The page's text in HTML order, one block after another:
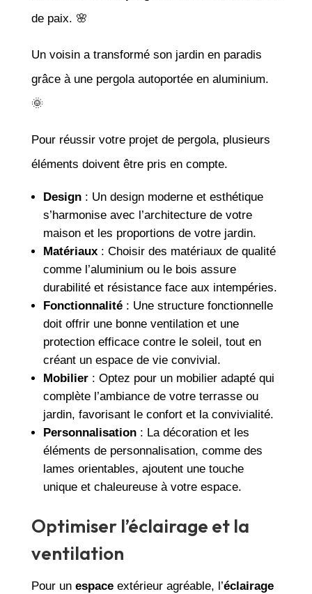
de paix. 🌸
Un voisin a transformé son jardin en paradis
grâce à une pergola autoportée en aluminium.
🌞
Pour réussir votre projet de pergola, plusieurs
éléments doivent être pris en compte.
Design: Un design moderne et esthétique
s’harmonise avec l’architecture de votre
maison et les proportions de votre jardin.
Matériaux: Choisir des matériaux de qualité
comme l’aluminium ou le bois assure
durabilité et résistance face aux intempéries.
Fonctionnalité: Une structure fonctionnelle
doit offrir une bonne ventilation et une
protection efficace contre le soleil, tout en
créant un espace de vie convivial.
Mobilier: Optez pour un mobilier adapté qui
complète l’ambiance de votre terrasse ou
jardin, favorisant le confort et la convivialité.
Personnalisation: La décoration et les
éléments de personnalisation, comme des
lames orientables, ajoutent une touche
unique et chaleureuse à votre espace.
Optimiser l’éclairage et la
ventilation
Pour un espaceextérieur agréable, l’éclairage